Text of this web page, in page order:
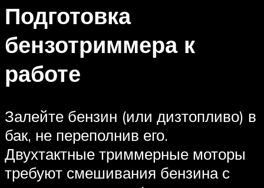
Подготовка
бензотриммера к
работе
Залейте бензин (или дизтопливо) в
бак, не переполнив его.
Двухтактные триммерные моторы
требуют смешивания бензина с